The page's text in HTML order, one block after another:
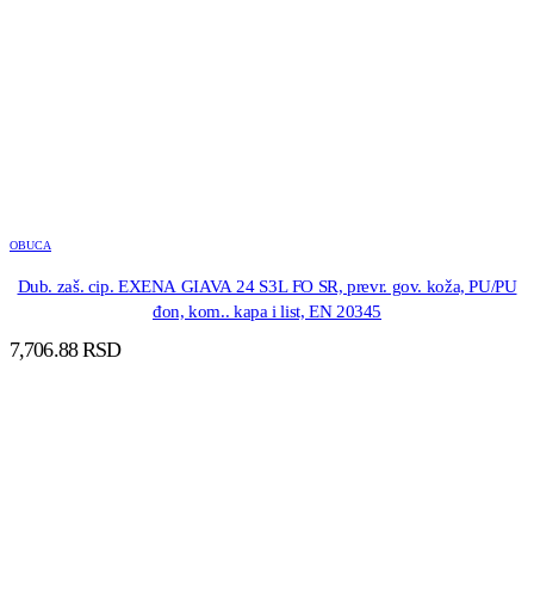
OBUCA
Dub. zaš. cip. EXENA GIAVA 24 S3L FO SR, prevr. gov. koža, PU/PU
đon, kom.. kapa i list, EN 20345
7,706.88RSD